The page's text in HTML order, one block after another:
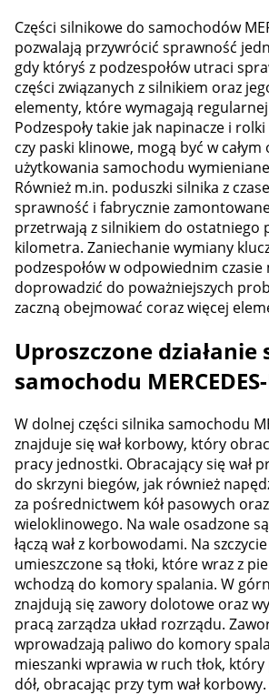
Części silnikowe do samochodów
pozwalają przywrócić sprawność
gdy któryś z podzespołów utraci
części związanych z silnikiem oraz
elementy, które wymagają
Podzespoły takie jak napinacze i
czy paski klinowe, mogą być w całym
użytkowania samochodu
Również m.in. poduszki silnika z
sprawność i fabrycznie
przetrwają z silnikiem do ostatniego
kilometra. Zaniechanie wymiany
podzespołów w odpowiednim czasie
doprowadzić do poważniejszych
zaczną obejmować coraz więcej
Uproszczone działanie
samochodu
W dolnej części silnika samochodu
znajduje się wał korbowy, który
pracy jednostki. Obracający się wał
do skrzyni biegów, jak również
za pośrednictwem kół pasowych
wieloklinowego. Na wale osadzone
łączą wał z korbowodami. Na
umieszczone są tłoki, które wraz z
wchodzą do komory spalania. W
znajdują się zawory dolotowe oraz
pracą zarządza układ rozrządu.
wprowadzają paliwo do komory
mieszanki wprawia w ruch tłok,
dół, obracając przy tym wał korbowy.